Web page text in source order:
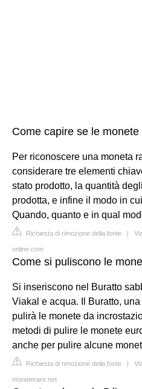
Come capire se le
Per riconoscere una moneta
considerare tre elementi
stato prodotto, la quantità
prodotta, e infine il modo in
Quando, quanto e in qual
Richiesta di rimozione della fonte |
online.com
Come si puliscono le
Si inseriscono nel Buratto
Viakal e acqua. Il Buratto,
pulirà le monete da
metodi di pulire le monete
anche per pulire alcune
Richiesta di rimozione della fonte |
moneterare.net